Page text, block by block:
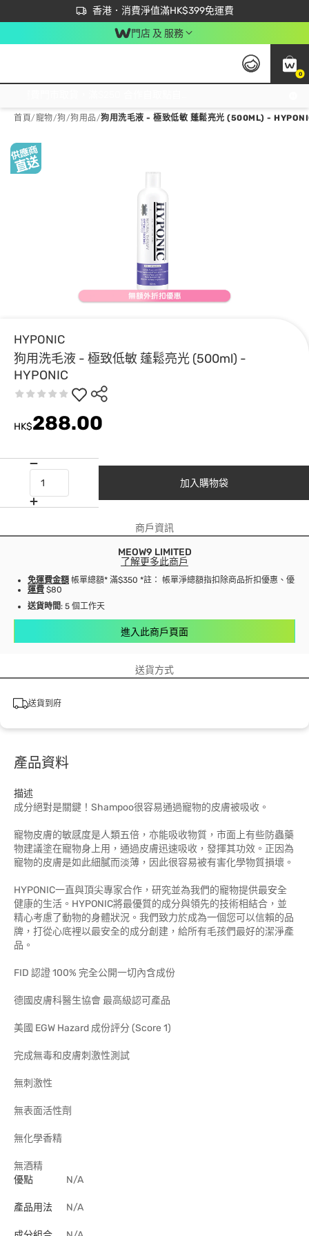
香港．消費淨值滿HK$399免運費
立即成為易賞錢會員盡享獨家優惠
首次APP下單買滿$450 輸入 NEWAPP 即減$50
門店 及 服務
0
首頁/寵物/狗/狗用品/狗用洗毛液 - 極致低敏 蓬鬆亮光 (500ML) -
HYPONIC
狗用洗毛液 - 極致低敏 蓬鬆亮光 (500ml) -
HYPONIC
HK$288.00
加入購物袋
商戶資訊
MEOW9 LIMITED
了解更多此商戶
免運費金額 帳單總額* 滿$350 *註： 帳單淨總額指扣除商品折扣優惠、優惠
運費 $80
送貨時間: 5 個工作天
進入此商戶頁面
送貨方式
送貨到府
產品資料
描述
成分絕對是關鍵！Shampoo很容易通過寵物的皮膚被吸收。
寵物皮膚的敏感度是人類五倍，亦能吸收物質，市面上有些防蟲藥
物建議塗在寵物身上用，通過皮膚迅速吸收，發揮其功效。正因為
寵物的皮膚是如此細膩而淡薄，因此很容易被有害化學物質損壞。
HYPONIC一直與頂尖專家合作，研究並為我們的寵物提供最安全
健康的生活。HYPONIC將最優質的成分與領先的技術相結合，並
精心考慮了動物的身體狀況。我們致力於成為一個您可以信賴的品
牌，打從心底裡以最安全的成分創建，給所有毛孩們最好的潔淨產
品。
FID 認證 100% 完全公開一切內含成份
德國皮膚科醫生協會 最高級認可產品
美國 EGW Hazard 成份評分 (Score 1)
完成無毒和皮膚刺激性測試
無刺激性
無表面活性劑
無化學香精
無酒精
優點
N/A
產品用法 N/A